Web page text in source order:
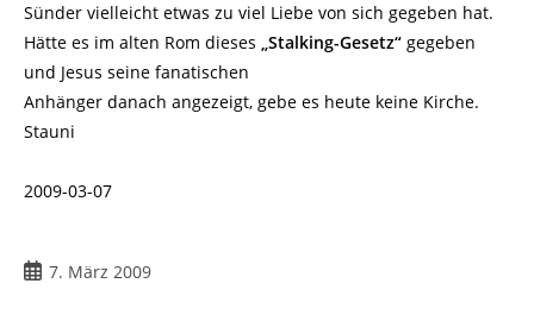
Sünder vielleicht etwas zu viel Liebe von sich gegeben hat.
Hätte es im alten Rom dieses „Stalking-Gesetz“ gegeben
und Jesus seine fanatischen
Anhänger danach angezeigt, gebe es heute keine Kirche.
Stauni
2009-03-07
Beitrag
7. März 2009